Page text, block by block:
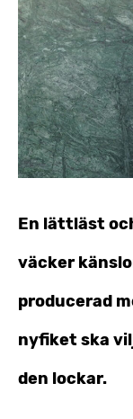
En lättläst
väcker
producerad
nyfiket ska
den lockar.